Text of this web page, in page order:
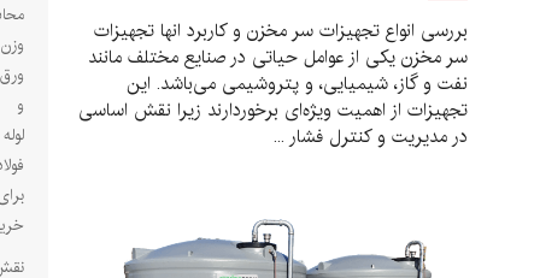
بررسی انواع تجهیزات سر مخزن و کاربرد انها تجهیزات
سر مخزن یکی از عوامل حیاتی در صنایع مختلف مانند
نفت و گاز، شیمیایی، و پتروشیمی می‌باشد. این
تجهیزات از اهمیت ویژه‌ای برخوردارند زیرا نقش اساسی
در مدیریت و کنترل فشار ...
خریداران